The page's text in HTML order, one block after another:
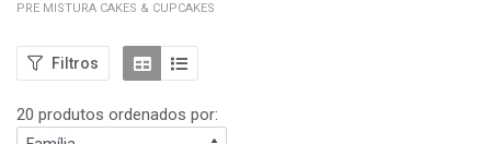
PRE MISTURA CAKES & CUPCAKES
Filtros
20 produtos ordenados por: